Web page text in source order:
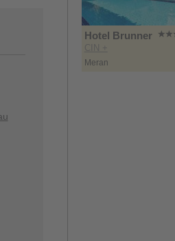
Hotel Brunner
CIN +
Meran